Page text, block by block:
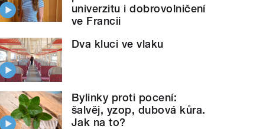
univerzitu i dobrovolničení
ve Francii
Dva kluci ve vlaku
Bylinky proti pocení:
šalvěj, yzop, dubová kůra.
Jak na to?